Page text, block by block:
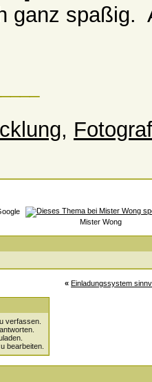
ganz spaßig.
,
Mister Wong
« Einladungssystem
verfassen.
bearbeiten.